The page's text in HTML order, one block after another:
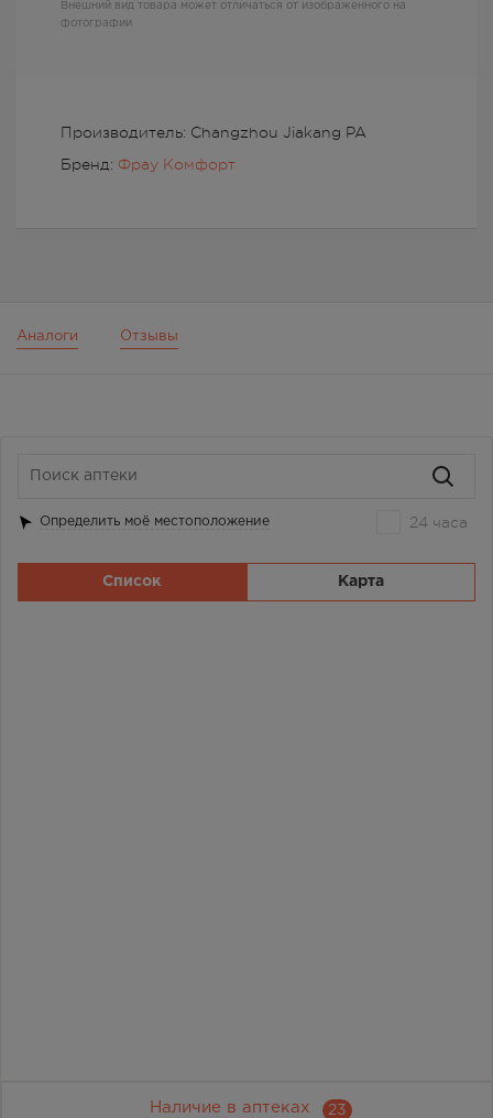
Производитель: Changzhou Jiakang PA
Бренд: Фрау Комфорт
Внешний вид товара может отличаться от изображенного на
фотографии
Аналоги Отзывы
Наличие в аптеках 23
Определить моё местоположение 24 часа
Список Карта